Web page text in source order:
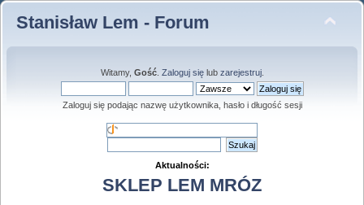
Stanisław Lem - Forum
Witamy, Gość. Zaloguj sięlub zarejestruj.
Zaloguj się podając nazwę użytkownika, hasło i długość sesji
Aktualności:
SKLEP LEM MRÓZ